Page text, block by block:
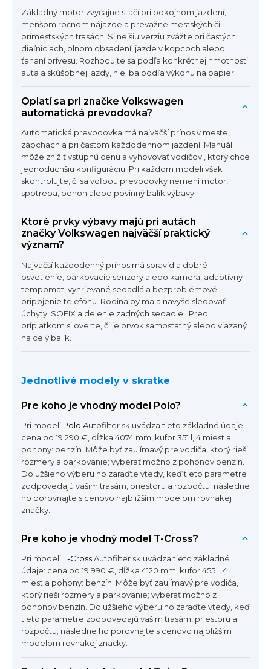
Základný motor zvyčajne stačí pri pokojnom jazdení,
menšom ročnom nájazde a prevažne mestských či
prímestských trasách. Silnejšiu verziu zvážte pri častých
diaľniciach, plnom obsadení, jazde v kopcoch alebo
ťahaní prívesu. Rozhodujte sa podľa konkrétnej hmotnosti
auta a skúšobnej jazdy, nie iba podľa výkonu na papieri.
Oplatí sa pri značke Volkswagen
automatická prevodovka?
Automatická prevodovka má najväčší prínos v meste,
zápchach a pri častom každodennom jazdení. Manuál
môže znížiť vstupnú cenu a vyhovovať vodičovi, ktorý chce
jednoduchšiu konfiguráciu. Pri každom modeli však
skontrolujte, či sa voľbou prevodovky nemení motor,
spotreba, pohon alebo povinný balík výbavy.
Ktoré prvky výbavy majú pri autách
značky Volkswagen najväčší praktický
význam?
Najväčší každodenný prínos má spravidla dobré
osvetlenie, parkovacie senzory alebo kamera, adaptívny
tempomat, vyhrievané sedadlá a bezproblémové
pripojenie telefónu. Rodina by mala navyše sledovať
úchyty ISOFIX a delenie zadných sedadiel. Pred
príplatkom si overte, či je prvok samostatný alebo viazaný
na celý balík.
Jednotlivé modely v skratke
Pre koho je vhodný model Polo?
Pri modeli Polo Autofilter.sk uvádza tieto základné údaje:
cena od 19 290 €, dĺžka 4074 mm, kufor 351 l, 4 miest a
pohony: benzín. Môže byť zaujímavý pre vodiča, ktorý rieši
rozmery a parkovanie; vyberať možno z pohonov benzín.
Do užšieho výberu ho zaraďte vtedy, keď tieto parametre
zodpovedajú vašim trasám, priestoru a rozpočtu; následne
ho porovnajte s cenovo najbližším modelom rovnakej
značky.
Pre koho je vhodný model T-Cross?
Pri modeliT-CrossAutofilter.sk uvádza tieto základné
údaje: cena od 19 990 €, dĺžka 4120 mm, kufor 455 l, 4
miest a pohony: benzín. Môže byť zaujímavý pre vodiča,
ktorý rieši rozmery a parkovanie; vyberať možno z
pohonov benzín. Do užšieho výberu ho zaraďte vtedy, keď
tieto parametre zodpovedajú vašim trasám, priestoru a
rozpočtu; následne ho porovnajte s cenovo najbližším
modelom rovnakej značky.